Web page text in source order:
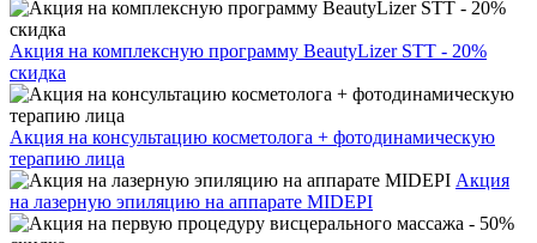
Акция на комплексную программу BeautyLizer STT - 20%
скидка
Акция на консультацию косметолога + фотодинамическую
терапию лица
Акция
на лазерную эпиляцию на аппарате MIDEPI